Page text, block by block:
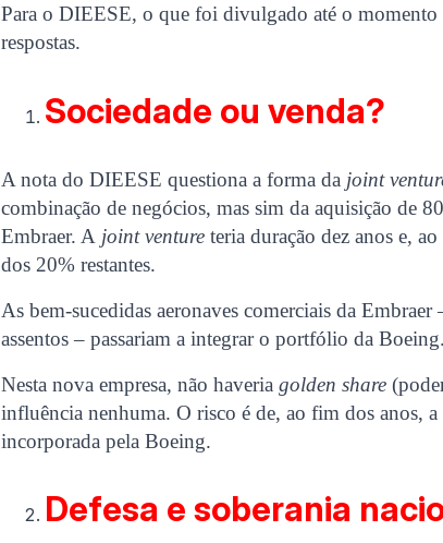
Para o DIEESE, o que foi divulgado até o momento
respostas.
Sociedade ou venda?
A nota do DIEESE questiona a forma da joint
combinação de negócios, mas sim da aquisição de
Embraer. A joint ventureteria duração dez anos e,
dos 20% restantes.
As bem-sucedidas aeronaves comerciais da
assentos – passariam a integrar o portfólio da Boeing.
Nesta nova empresa, não haveriagolden share
influência nenhuma. O risco é de, ao fim dos anos,
incorporada pela Boeing.
Defesa e soberania